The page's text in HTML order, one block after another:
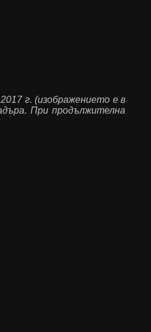
г. (изображението е в
При продължителна